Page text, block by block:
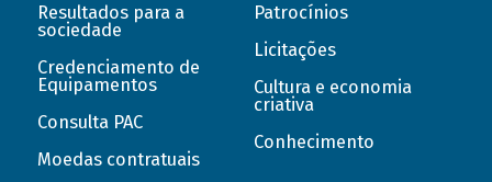
Resultados para a
sociedade
Credenciamento de
Equipamentos
Consulta PAC
Moedas contratuais
Patrocínios
Licitações
Cultura e economia
criativa
Conhecimento